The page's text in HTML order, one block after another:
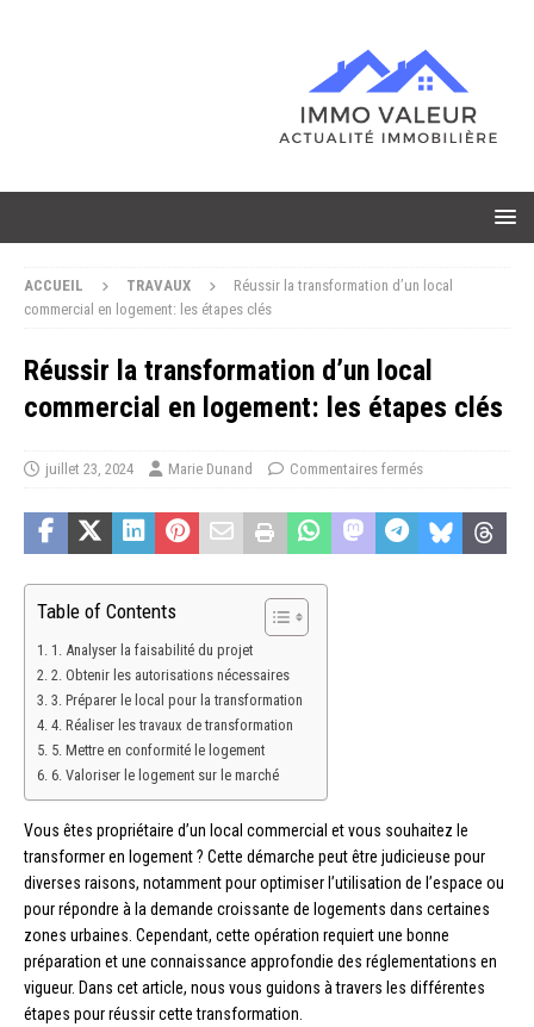
ACCUEIL TRAVAUX
Réussir la transformation d’un local
commercial en logement: les étapes clés
Réussir la transformation d’un local
commercial en logement: les étapes clés
juillet 23, 2024 Marie Dunand Commentaires fermés
Table of Contents
1. Analyser la faisabilité du projet
2. Obtenir les autorisations nécessaires
3. Préparer le local pour la transformation
4. Réaliser les travaux de transformation
5. Mettre en conformité le logement
6. Valoriser le logement sur le marché
Vous êtes propriétaire d’un local commercial et vous souhaitez le
transformer en logement ? Cette démarche peut être judicieuse pour
diverses raisons, notamment pour optimiser l’utilisation de l’espace ou
pour répondre à la demande croissante de logements dans certaines
zones urbaines. Cependant, cette opération requiert une bonne
préparation et une connaissance approfondie des réglementations en
vigueur. Dans cet article, nous vous guidons à travers les différentes
étapes pour réussir cette transformation.